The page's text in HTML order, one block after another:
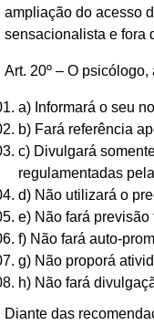
ampliação do acesso
sensacionalista e fora
Art. 20º – O
a) Informará o seu
b) Fará referência
c) Divulgará
regulamentadas
d) Não utilizará o
e) Não fará
f) Não fará auto-
g) Não proporá
h) Não fará
Diante das